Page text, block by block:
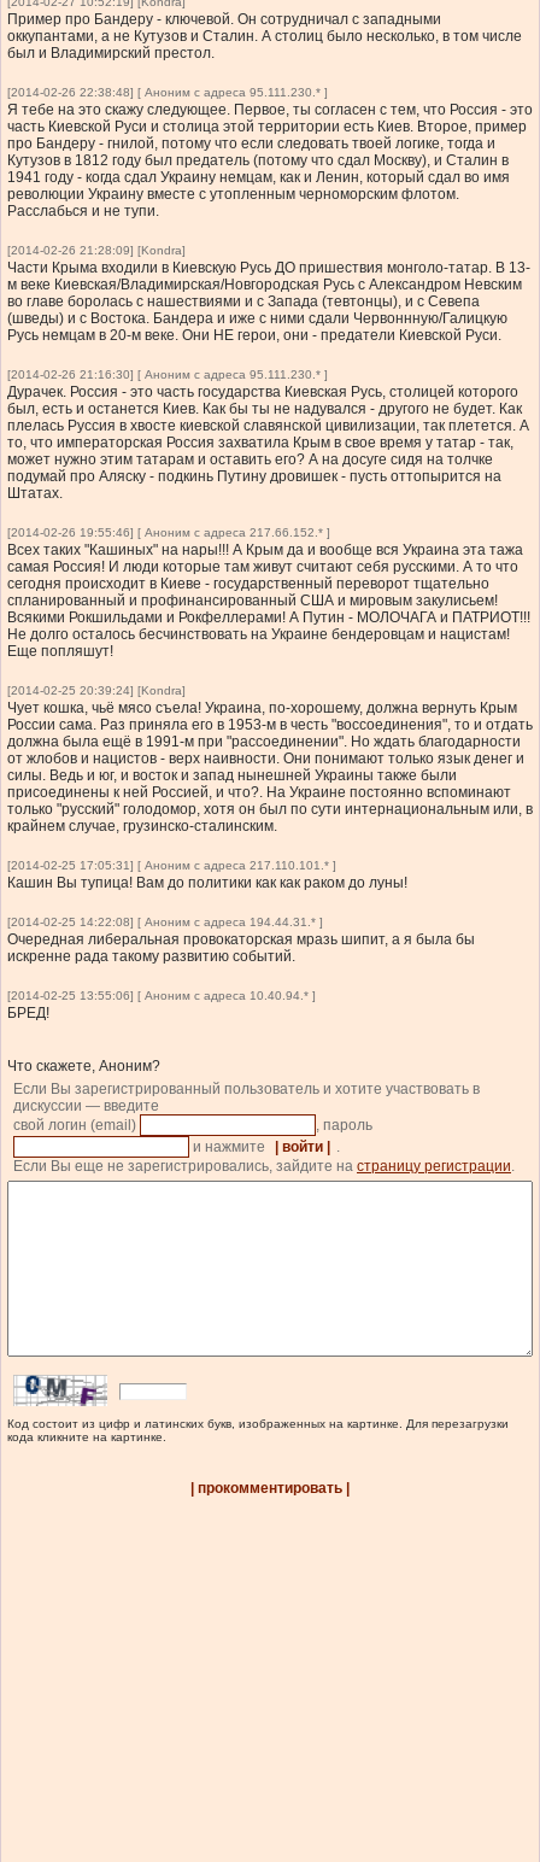
Пример про Бандеру - ключевой. Он сотрудничал с западными
оккупантами, а не Кутузов и Сталин. А столиц было несколько, в том числе
был и Владимирский престол.
[2014-02-26 22:38:48] [ Аноним с адреса 95.111.230.* ]
Я тебе на это скажу следующее. Первое, ты согласен с тем, что Россия - это
часть Киевской Руси и столица этой территории есть Киев. Второе, пример
про Бандеру - гнилой, потому что если следовать твоей логике, тогда и
Кутузов в 1812 году был предатель (потому что сдал Москву), и Сталин в
1941 году - когда сдал Украину немцам, как и Ленин, который сдал во имя
революции Украину вместе с утопленным черноморским флотом.
Расслабься и не тупи.
[2014-02-26 21:28:09] [Kondra]
Части Крыма входили в Киевскую Русь ДО пришествия монголо-татар. В 13-
м веке Киевская/Владимирская/Новгородская Русь с Александром Невским
во главе боролась с нашествиями и с Запада (тевтонцы), и с Севепа
(шведы) и с Востока. Бандера и иже с ними сдали Червоннную/Галицкую
Русь немцам в 20-м веке. Они НЕ герои, они - предатели Киевской Руси.
[2014-02-26 21:16:30] [ Аноним с адреса 95.111.230.* ]
Дурачек. Россия - это часть государства Киевская Русь, столицей которого
был, есть и останется Киев. Как бы ты не надувался - другого не будет. Как
плелась Руссия в хвосте киевской славянской цивилизации, так плетется. А
то, что императорская Россия захватила Крым в свое время у татар - так,
может нужно этим татарам и оставить его? А на досуге сидя на толчке
подумай про Аляску - подкинь Путину дровишек - пусть оттопырится на
Штатах.
[2014-02-26 19:55:46] [ Аноним с адреса 217.66.152.* ]
Всех таких "Кашиных" на нары!!! А Крым да и вообще вся Украина эта тажа
самая Россия! И люди которые там живут считают себя русскими. А то что
сегодня происходит в Киеве - государственный переворот тщательно
спланированный и профинансированный США и мировым закулисьем!
Всякими Рокшильдами и Рокфеллерами! А Путин - МОЛОЧАГА и ПАТРИОТ!!!
Не долго осталось бесчинствовать на Украине бендеровцам и нацистам!
Еще попляшут!
[2014-02-25 20:39:24] [Kondra]
Чует кошка, чьё мясо съела! Украина, по-хорошему, должна вернуть Крым
России сама. Раз приняла его в 1953-м в честь "воссоединения", то и отдать
должна была ещё в 1991-м при "рассоединении". Но ждать благодарности
от жлобов и нацистов - верх наивности. Они понимают только язык денег и
силы. Ведь и юг, и восток и запад нынешней Украины также были
присоединены к ней Россией, и что?. На Украине постоянно вспоминают
только "русский" голодомор, хотя он был по сути интернациональным или, в
крайнем случае, грузинско-сталинским.
[2014-02-25 17:05:31] [ Аноним с адреса 217.110.101.* ]
Кашин Вы тупица! Вам до политики как как раком до луны!
[2014-02-25 14:22:08] [ Аноним с адреса 194.44.31.* ]
Очередная либеральная провокаторская мразь шипит, а я была бы
искренне рада такому развитию событий.
[2014-02-25 13:55:06] [ Аноним с адреса 10.40.94.* ]
БРЕД!
Что скажете, Аноним?
Если Вы зарегистрированный пользователь и хотите участвовать в
дискуссии — введите
свой логин (email)
, пароль
и нажмите
| войти |
.
Если Вы еще не зарегистрировались, зайдите на страницу регистрации.
Код состоит из цифр и латинских букв, изображенных на картинке. Для перезагрузки
кода кликните на картинке.
| прокомментировать |